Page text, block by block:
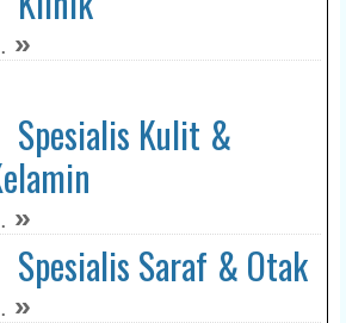
»
Spesialis Kulit &
»
Spesialis Saraf & Otak
»